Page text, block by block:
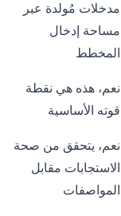
مدخلات مُولدة عبر
مساحة إدخال
المخطط
نعم، هذه هي نقطة
قوته الأساسية
نعم، يتحقق من صحة
الاستجابات مقابل
المواصفات